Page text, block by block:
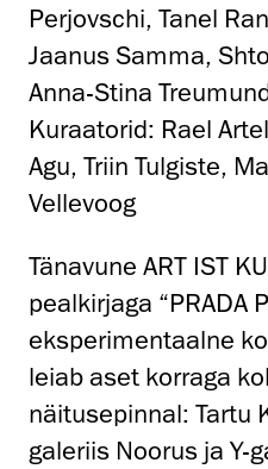
Perjovschi, Tanel
Jaanus Samma,
Anna-Stina
Kuraatorid: Rael
Agu, Triin Tulgiste,
Vellevoog
Tänavune ART IST
pealkirjaga “PRADA
eksperimentaalne
leiab aset korraga
näitusepinnal: Tartu
galeriis Noorus ja Y-